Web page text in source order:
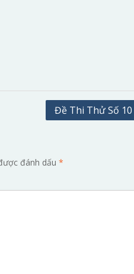
Đề Thi Thử Số 10
đánh dấu *